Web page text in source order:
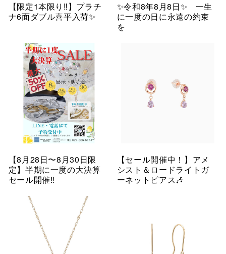
【限定1本限り‼︎】プラチ
ナ6面ダブル喜平入荷✨
✨令和8年8月8日✨ 一生
に一度の日に永遠の約束
を
【8月28日〜8月30日限
定】半期に一度の大決算
セール開催‼︎
【セール開催中！】アメ
シスト＆ロードライトガ
ーネットピアス🎶